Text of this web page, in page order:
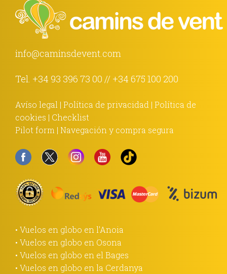
info@caminsdevent.com
Tel. +34 93 396 73 00 // +34 675 100 200
Avíso legal | Política de privacidad | Política de
cookies | Checklist
Pilot form | Navegación y compra segura
• Vuelos en globo en l'Anoia
• Vuelos en globo en Osona
• Vuelos en globo en el Bages
• Vuelos en globo en la Cerdanya